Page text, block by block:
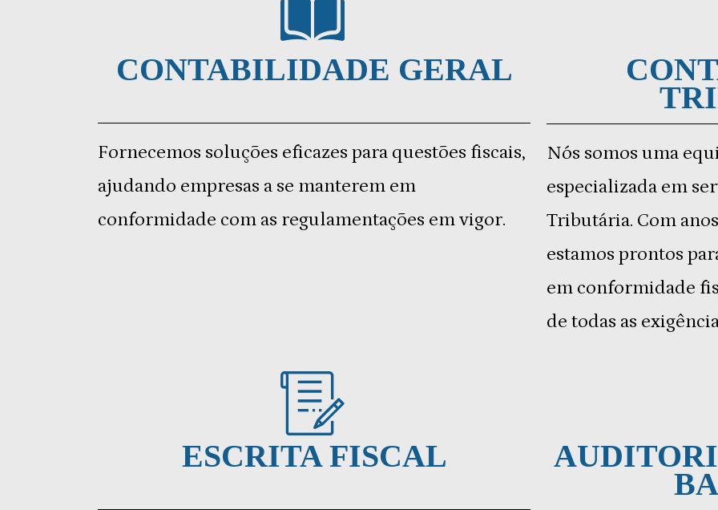
CONTABILIDADE GERAL
Fornecemos soluções eficazes para questões fiscais,
ajudando empresas a se manterem em
conformidade com as regulamentações em vigor.
Nós somos uma
especializada em
Tributária. Com
estamos prontos
em conformidade
de todas as
ESCRITA FISCAL